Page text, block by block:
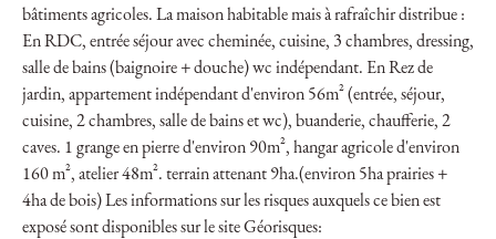
bâtiments agricoles. La maison habitable mais à rafraîchir distribue :
En RDC, entrée séjour avec cheminée, cuisine, 3 chambres, dressing,
salle de bains (baignoire + douche) wc indépendant. En Rez de
jardin, appartement indépendant d'environ 56m² (entrée, séjour,
cuisine, 2 chambres, salle de bains et wc), buanderie, chaufferie, 2
caves. 1 grange en pierre d'environ 90m², hangar agricole d'environ
160 m², atelier 48m². terrain attenant 9ha.(environ 5ha prairies +
4ha de bois) Les informations sur les risques auxquels ce bien est
exposé sont disponibles sur le site Géorisques: